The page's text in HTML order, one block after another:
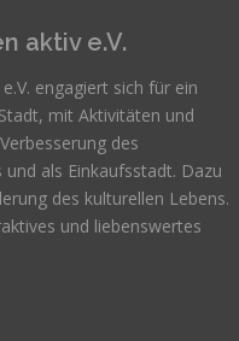
aktiv e.V.
engagiert sich für ein
mit Aktivitäten und
des
als Einkaufsstadt. Dazu
des kulturellen Lebens.
und liebenswertes